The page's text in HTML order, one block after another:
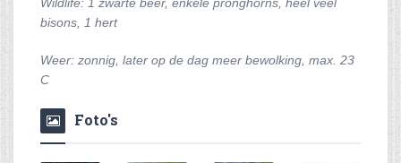
bisons, 1 hert
Weer: zonnig, later op de dag meer bewolking, max. 23
C
Foto's